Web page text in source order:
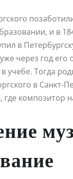
и в
в
через год его
учебе. Тогда
в Санкт-
где композитор